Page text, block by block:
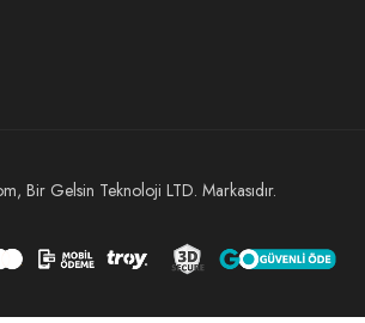
Bir Gelsin Teknoloji LTD. Markasıdır.